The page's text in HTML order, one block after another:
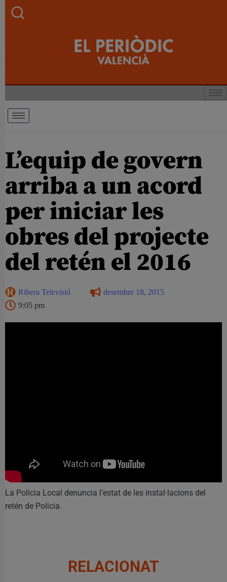
L’equip de govern
arriba a un acord
per iniciar les
obres del projecte
del retén el 2016
Ribera Televisió
desembre 18, 2015
9:05 pm
La Policia Local denuncia l’estat de les instal·lacions del
retén de Policia.
RELACIONAT